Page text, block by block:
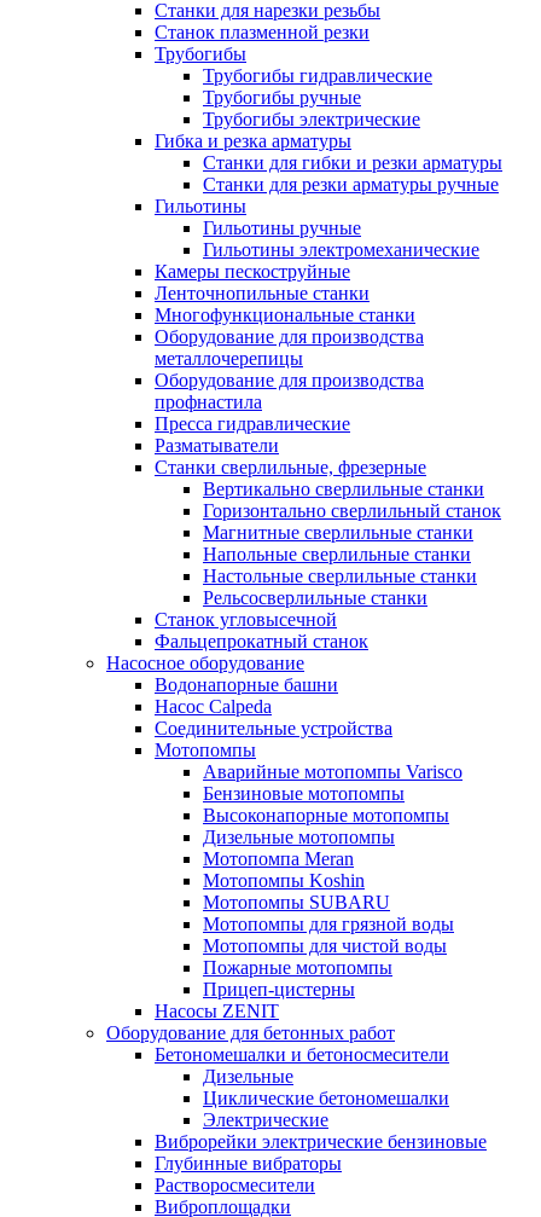
Станки для нарезки резьбы
Станок плазменной резки
Трубогибы
Трубогибы гидравлические
Трубогибы ручные
Трубогибы электрические
Гибка и резка арматуры
Станки для гибки и резки арматуры
Станки для резки арматуры ручные
Гильотины
Гильотины ручные
Гильотины электромеханические
Камеры пескоструйные
Ленточнопильные станки
Многофункциональные станки
Оборудование для производства
металлочерепицы
Оборудование для производства
профнастила
Пресса гидравлические
Разматыватели
Станки сверлильные, фрезерные
Вертикально сверлильные станки
Горизонтально сверлильный станок
Магнитные сверлильные станки
Напольные сверлильные станки
Настольные сверлильные станки
Рельсосверлильные станки
Станок угловысечной
Фальцепрокатный станок
Насосное оборудование
Водонапорные башни
Насос Calpeda
Соединительные устройства
Мотопомпы
Аварийные мотопомпы Varisco
Бензиновые мотопомпы
Высоконапорные мотопомпы
Дизельные мотопомпы
Мотопомпа Meran
Мотопомпы Koshin
Мотопомпы SUBARU
Мотопомпы для грязной воды
Мотопомпы для чистой воды
Пожарные мотопомпы
Прицеп-цистерны
Насосы ZENIT
Оборудование для бетонных работ
Бетономешалки и бетоносмесители
Дизельные
Циклические бетономешалки
Электрические
Виброрейки электрические бензиновые
Глубинные вибраторы
Растворосмесители
Виброплощадки